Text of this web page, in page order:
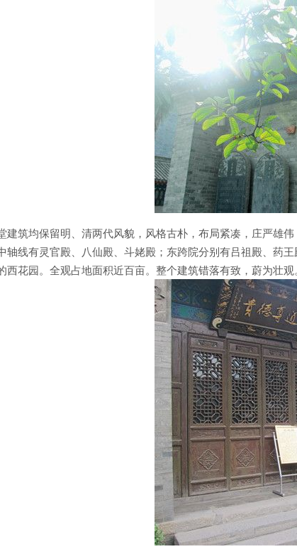
建筑均保留明、清两代风貌，风格古朴，布局紧凑，庄严雄
轴线有灵官殿、八仙殿、斗姥殿；东跨院分别有吕祖殿、药
西花园。全观占地面积近百亩。整个建筑错落有致，蔚为壮观。